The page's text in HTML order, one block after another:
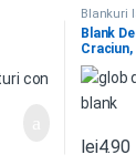
Blankuri
Globuri,
Blank
lei4.90